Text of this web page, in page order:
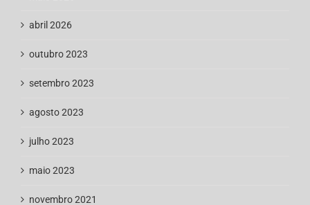
abril 2026
outubro 2023
setembro 2023
agosto 2023
julho 2023
maio 2023
novembro 2021